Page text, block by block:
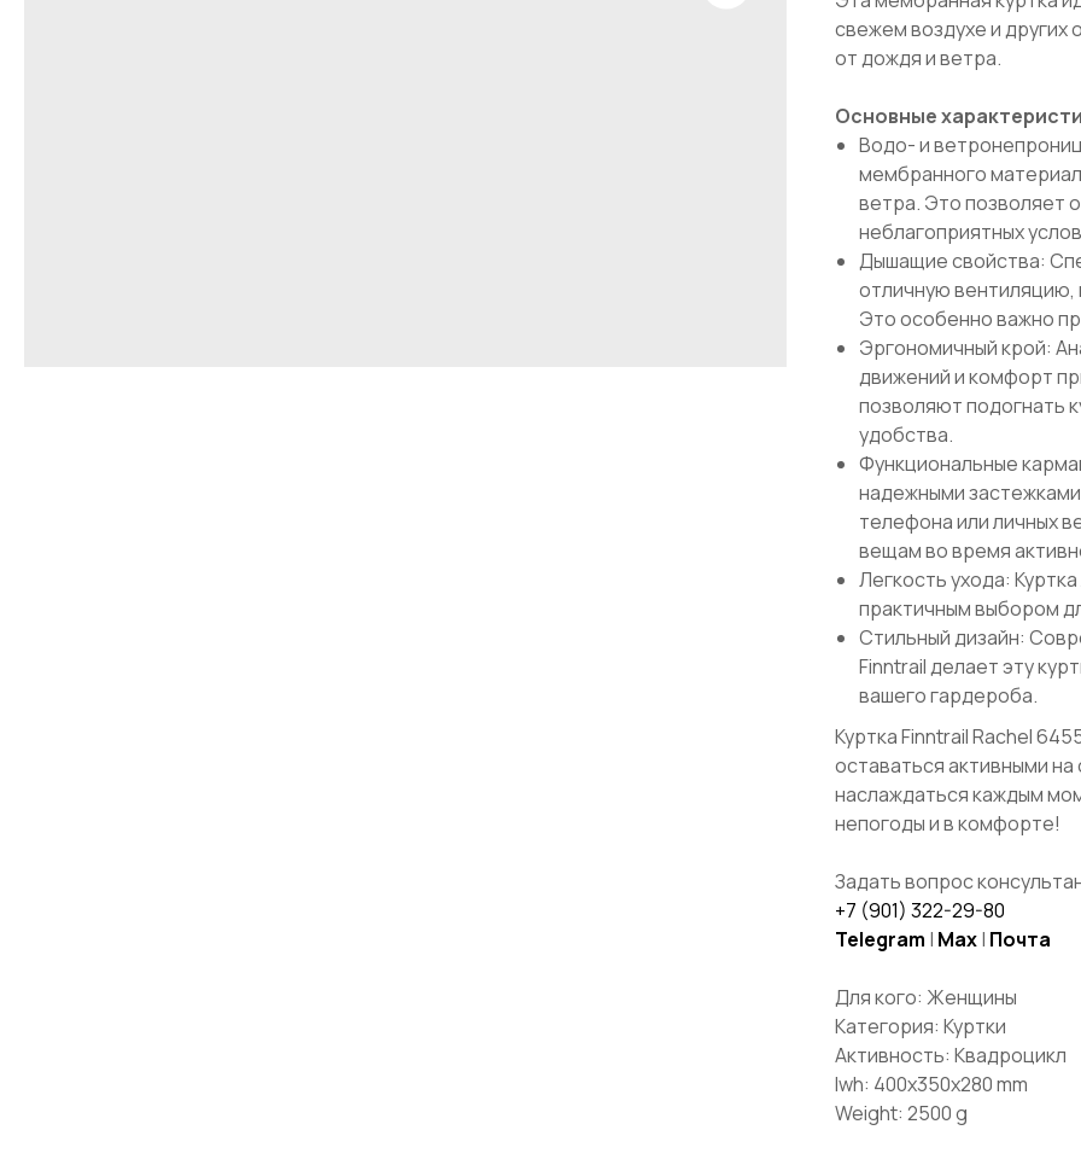
свежем воздухе и
от дождя и ветра.
Основные
Водо- и
мембранного
ветра. Это позволяет
неблагоприятных
Дышащие свойства:
отличную
Это особенно важно
Эргономичный крой:
движений и комфорт
позволяют подогнать
удобства.
Функциональные
надежными
телефона или личных
вещам во время
Легкость ухода:
практичным выбором
Стильный дизайн:
Finntrail делает эту
вашего гардероба.
Куртка Finntrail Rachel
оставаться активными
наслаждаться каждым
непогоды и в комфорте!
Задать вопрос
+7 (901) 322-29-80
Telegram | Max| Почта
Для кого: Женщины
Категория: Куртки
Активность: Квадроцикл
lwh: 400x350x280 mm
Weight: 2500 g